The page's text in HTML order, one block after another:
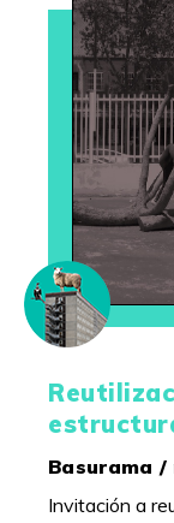
Basurama /
Invitación a